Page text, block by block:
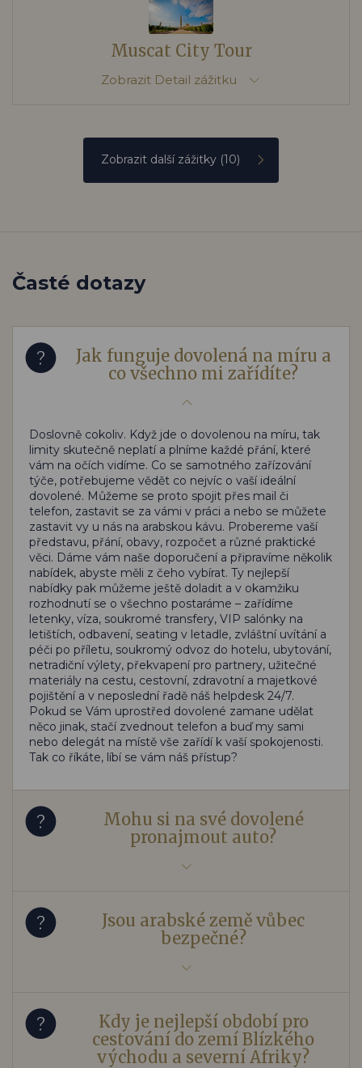
Muscat City Tour
Zobrazit Detail zážitku
Zobrazit další zážitky (10)
Časté dotazy
Jak funguje dovolená na míru a
co všechno mi zařídíte?
Doslovně cokoliv. Když jde o dovolenou na míru, tak
limity skutečně neplatí a plníme každé přání, které
vám na očích vidíme. Co se samotného zařízování
týče, potřebujeme vědět co nejvíc o vaší ideální
dovolené. Můžeme se proto spojit přes mail či
telefon, zastavit se za vámi v práci a nebo se můžete
zastavit vy u nás na arabskou kávu. Probereme vaší
představu, přání, obavy, rozpočet a různé praktické
věci. Dáme vám naše doporučení a připravíme několik
nabídek, abyste měli z čeho vybírat. Ty nejlepší
nabídky pak můžeme ještě doladit a v okamžiku
rozhodnutí se o všechno postaráme – zařídíme
letenky, víza, soukromé transfery, VIP salónky na
letištích, odbavení, seating v letadle, zvláštní uvítání a
péči po příletu, soukromý odvoz do hotelu, ubytování,
netradiční výlety, překvapení pro partnery, užitečné
materiály na cestu, cestovní, zdravotní a majetkové
pojištění a v neposlední řadě náš helpdesk 24/7.
Pokud se Vám uprostřed dovolené zamane udělat
něco jinak, stačí zvednout telefon a buď my sami
nebo delegát na místě vše zařídí k vaší spokojenosti.
Tak co říkáte, líbí se vám náš přístup?
Mohu si na své dovolené
pronajmout auto?
Jsou arabské země vůbec
bezpečné?
Kdy je nejlepší období pro
cestování do zemí Blízkého
východu a severní Afriky?